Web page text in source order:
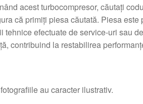
acest turbocompresor, căutați
că primiți piesa căutată. Piesa este
tehnice efectuate de service-uri sau
contribuind la restabilirea
au caracter ilustrativ.